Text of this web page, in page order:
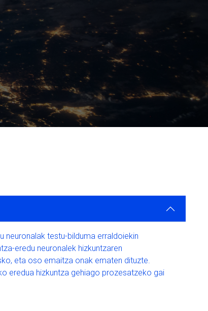
neuronalak testu-bilduma erraldoiekin
eredu neuronalek hizkuntzaren
eta oso emaitza onak ematen dituzte.
eredua hizkuntza gehiago prozesatzeko gai